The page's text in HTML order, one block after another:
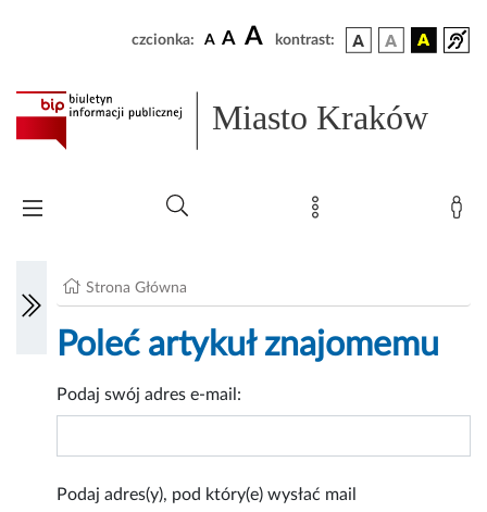
czcionka: A A A kontrast:
Miasto Kraków
Strona Główna
Poleć artykuł znajomemu
Podaj swój adres e-mail:
Podaj adres(y), pod który(e) wysłać mail